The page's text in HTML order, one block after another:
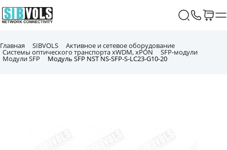
Главная SIBVOLS Активное и сетевое оборудование
Системы оптического транспорта xWDM, xPON SFP-модули
Модули SFP Модуль SFP NST NS-SFP-S-LC23-G10-20